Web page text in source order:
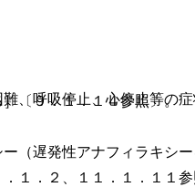
〔９．１．１４参照〕。
１．２、１１．１．１１参
呼吸停止、心停止等の症
（遅発性アナフィラキシ